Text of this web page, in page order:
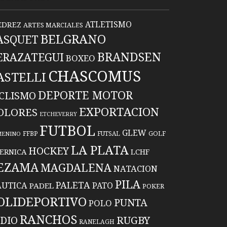
ARTES MARCIALES ATLETISMO
BELGRANO
BOXEO BRANDSEN
CHASCOMUS
DEPORTE MOTOR
ETCHEVERRY EXPORTACION
FFBP FUTBOL FUTSAL GLEW GOLF
HOCKEYLA PLATA LCHF
MAGDALENANATACION
PADEL PALETAPATO PILA POKER
POLO PUNTA
RANCHOS RANELAGH RUGBY